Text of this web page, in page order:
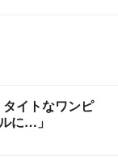
タイトなワンピ
に…」